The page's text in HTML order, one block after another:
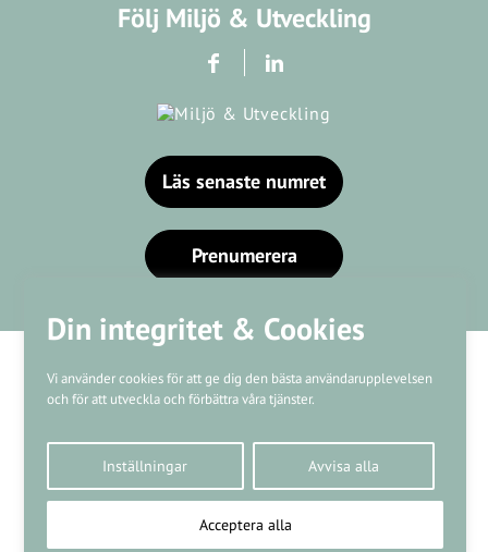
Din integritet & Cookies
Vi använder cookies för att ge dig den bästa användarupplevelsen
och för att utveckla och förbättra våra tjänster.
Inställningar Avvisa alla
Acceptera alla
Följ Miljö & Utveckling
Läs senaste numret
Prenumerera
Kundtjänst